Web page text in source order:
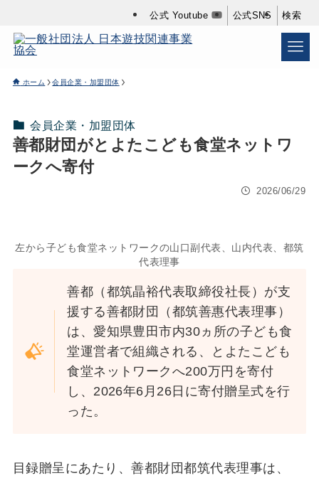
公式 Youtube 公式SNS 検索
ホーム 会員企業・加盟団体
会員企業・加盟団体
善都財団がとよたこども食堂ネットワ
ークへ寄付
2026/06/29
左から子ども食堂ネットワークの山口副代表、山内代表、都筑
代表理事
善都（都筑晶裕代表取締役社長）が支
援する善都財団（都筑善惠代表理事）
は、愛知県豊田市内30ヵ所の子ども食
堂運営者で組織される、とよたこども
食堂ネットワークへ200万円を寄付
し、2026年6月26日に寄付贈呈式を行
った。
目録贈呈にあたり、善都財団都筑代表理事は、